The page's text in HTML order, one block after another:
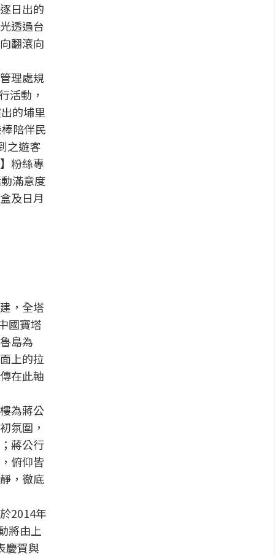
日出的
透過台
翻滾向
理處規
活動，
的埔里
陪伴民
之遊客
粉絲專
滿意度
及日月
，全塔
國寶塔
島為
上的拉
在此軸
為蔣公
氛圍，
蔣公行
俯仰皆
，徹底
2014年
將由上
慶賀與